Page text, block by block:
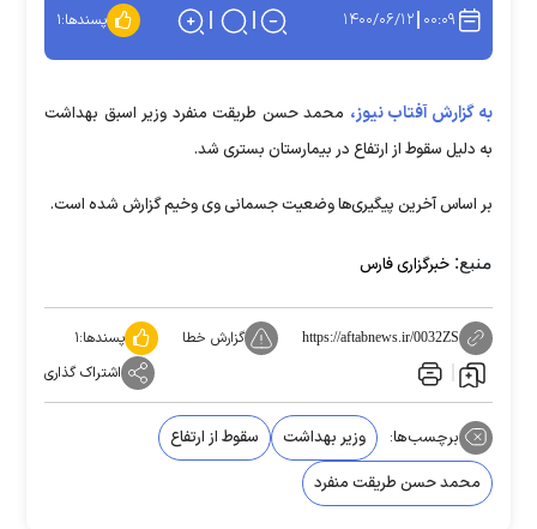
۰۰:۰۹ ۱۴۰۰/۰۶/۱۲ پسندها:۱
به گزارش آفتاب نیوز، محمد حسن طریقت منفرد وزیر اسبق بهداشت
به دلیل سقوط از ارتفاع در بیمارستان بستری شد.
بر اساس آخرین پیگیری‌ها وضعیت جسمانی وی وخیم گزارش شده است.
منبع: خبرگزاری فارس
https://aftabnews.ir/0032ZS گزارش خطا پسندها:۱
اشتراک گذاری
برچسب‌ها: وزیر بهداشت
سقوط از ارتفاع
محمد حسن طریقت منفرد